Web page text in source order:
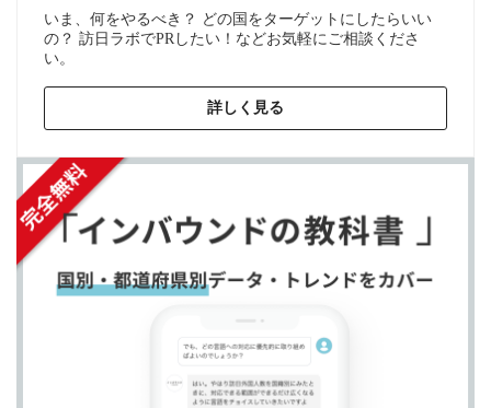
いま、何をやるべき？ どの国をターゲットにしたらいい
の？ 訪日ラボでPRしたい！などお気軽にご相談くださ
い。
詳しく見る